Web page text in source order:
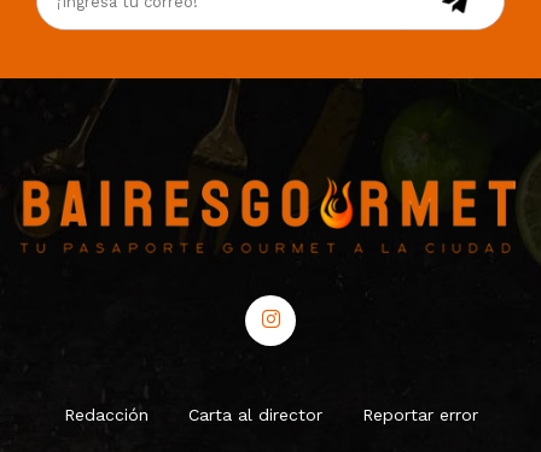
Redacción Carta al director Reportar error